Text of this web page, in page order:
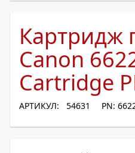
Картридж
Canon
Cartridge
АРТИКУЛ: 54631 PN: